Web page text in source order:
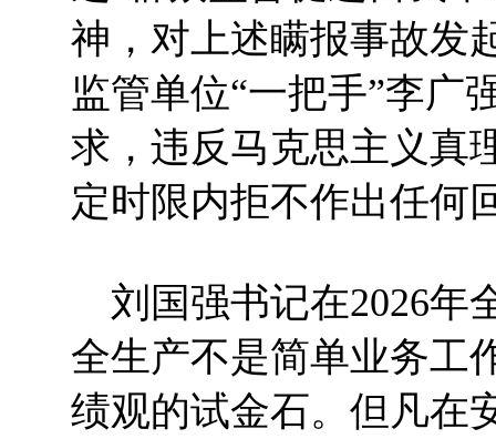
神，对上述瞒报事故发
监管单位“一把手”李广
求，违反马克思主义真
定时限内拒不作出任何
刘国强书记在2026年
全生产不是简单业务工
绩观的试金石。但凡在